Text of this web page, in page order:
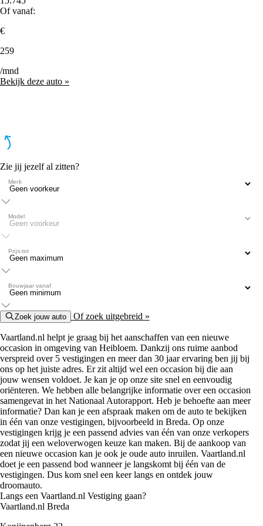
Of vanaf:
€
259
/mnd
Bekijk deze auto »
Zie jij jezelf al zitten?
Merk
Model
Prijs tot
Bouwjaar vanaf
Zoek jouw auto Of zoek uitgebreid »
Vaartland.nl helpt je graag bij het aanschaffen van een nieuwe
occasion in omgeving van Heibloem. Dankzij ons ruime aanbod
verspreid over 5 vestigingen en meer dan 30 jaar ervaring ben jij bij
ons op het juiste adres. Er zit altijd wel een occasion bij die aan
jouw wensen voldoet. Je kan je op onze site snel en eenvoudig
oriënteren. We hebben alle belangrijke informatie over een occasion
samengevat in het Nationaal Autorapport. Heb je behoefte aan meer
informatie? Dan kan je een afspraak maken om de auto te bekijken
in één van onze vestigingen, bijvoorbeeld in Breda. Op onze
vestigingen krijg je een passend advies van één van onze verkopers
zodat jij een weloverwogen keuze kan maken. Bij de aankoop van
een nieuwe occasion kan je ook je oude auto inruilen. Vaartland.nl
doet je een passend bod wanneer je langskomt bij één van de
vestigingen. Dus kom snel een keer langs en ontdek jouw
droomauto.
Langs een Vaartland.nl Vestiging gaan?
Vaartland.nl Breda